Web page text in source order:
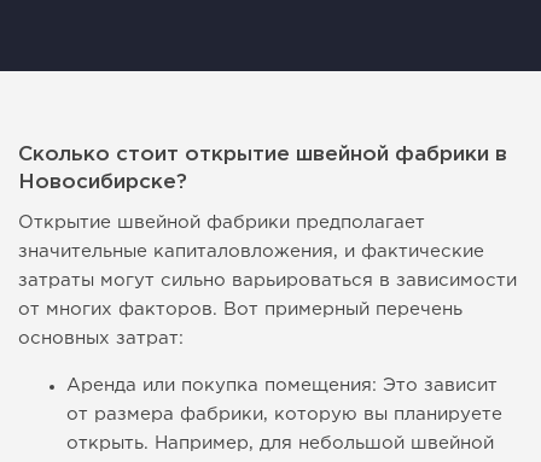
Сколько стоит открытие швейной фабрики в
Новосибирске?
Открытие швейной фабрики предполагает
значительные капиталовложения, и фактические
затраты могут сильно варьироваться в зависимости
от многих факторов. Вот примерный перечень
основных затрат:
Аренда или покупка помещения: Это зависит
от размера фабрики, которую вы планируете
открыть. Например, для небольшой швейной